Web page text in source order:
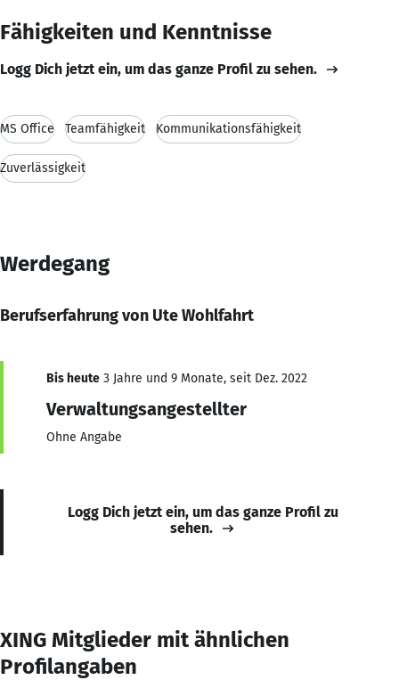
Fähigkeiten und Kenntnisse
Logg Dich jetzt ein, um das ganze Profil zu sehen.
MS Office Teamfähigkeit Kommunikationsfähigkeit
Zuverlässigkeit
Werdegang
Berufserfahrung von Ute Wohlfahrt
Bis heute 3 Jahre und 9 Monate, seit Dez. 2022
Verwaltungsangestellter
Ohne Angabe
Logg Dich jetzt ein, um das ganze Profil zu
sehen.
XING Mitglieder mit ähnlichen
Profilangaben